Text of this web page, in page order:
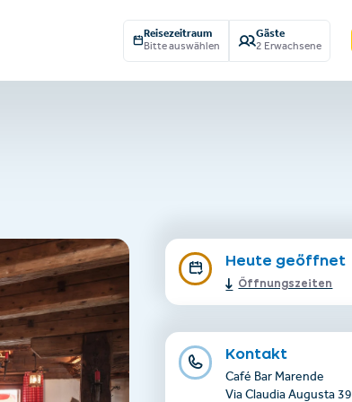
Reisezeitraum
Bitte auswählen
Gäste
2 Erwachsene
Heute geöffnet
Öffnungszeiten
Kontakt
Café Bar Marende
Via Claudia Augusta 39